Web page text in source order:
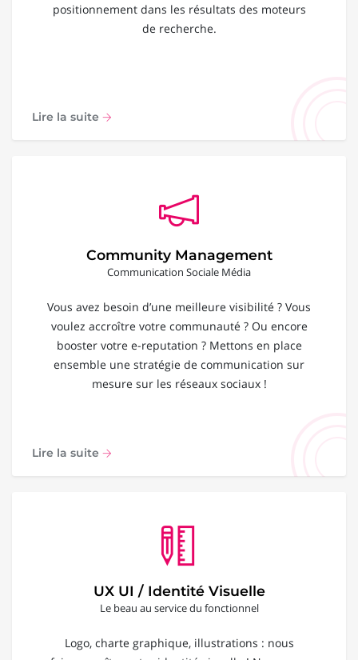
positionnement dans les résultats des moteurs
de recherche.
Lire la suite
Community Management
Communication Sociale Média
Vous avez besoin d’une meilleure visibilité ? Vous
voulez accroître votre communauté ? Ou encore
booster votre e-reputation ? Mettons en place
ensemble une stratégie de communication sur
mesure sur les réseaux sociaux !
Lire la suite
UX UI / Identité Visuelle
Le beau au service du fonctionnel
Logo, charte graphique, illustrations : nous